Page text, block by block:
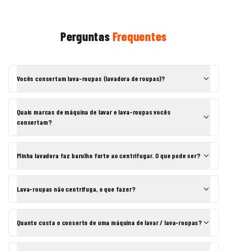
Perguntas Frequentes
Vocês consertam lava-roupas (lavadora de roupas)?
Quais marcas de máquina de lavar e lava-roupas vocês
consertam?
Minha lavadora faz barulho forte ao centrifugar. O que pode ser?
Lava-roupas não centrifuga, o que fazer?
Quanto custa o conserto de uma máquina de lavar / lava-roupas?